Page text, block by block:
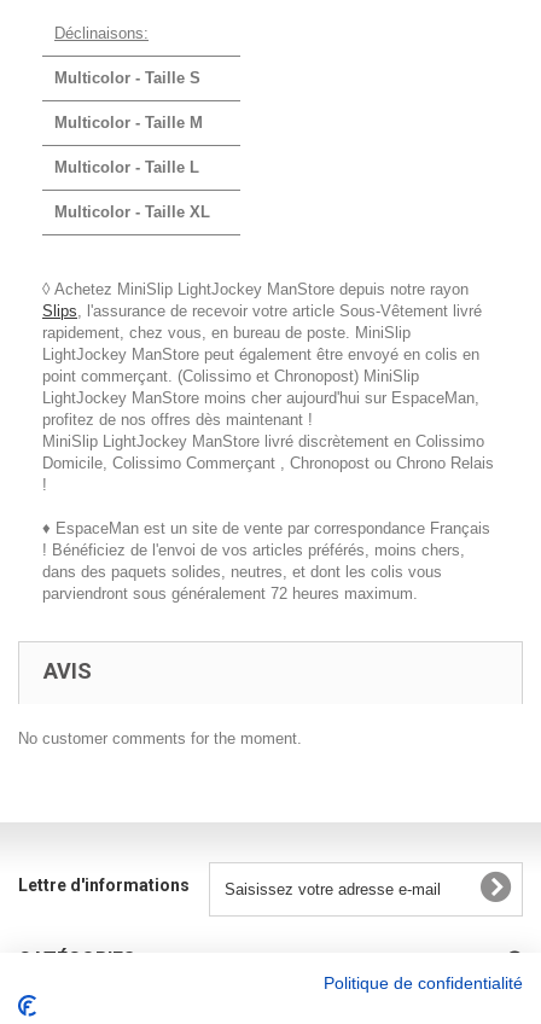
Déclinaisons:
Multicolor - Taille S
Multicolor - Taille M
Multicolor - Taille L
Multicolor - Taille XL
◊ Achetez MiniSlip LightJockey ManStore depuis notre rayon
Slips , l'assurance de recevoir votre article Sous-Vêtement livré
rapidement, chez vous, en bureau de poste. MiniSlip
LightJockey ManStore peut également être envoyé en colis en
point commerçant. (Colissimo et Chronopost) MiniSlip
LightJockey ManStore moins cher aujourd'hui sur EspaceMan,
profitez de nos offres dès maintenant !
MiniSlip LightJockey ManStore livré discrètement en Colissimo
Domicile, Colissimo Commerçant , Chronopost ou Chrono Relais
!
♦ EspaceMan est un site de vente par correspondance Français
! Bénéficiez de l'envoi de vos articles préférés, moins chers,
dans des paquets solides, neutres, et dont les colis vous
parviendront sous généralement 72 heures maximum.
AVIS
No customer comments for the moment.
Lettre d'informations
CATÉGORIES
Politique de confidentialité